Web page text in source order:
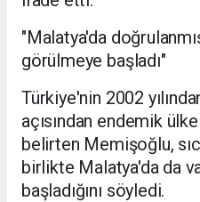
"Malatya'da
görülmeye başladı"
Türkiye'nin 2002
açısından endemik
belirten Memişoğlu,
birlikte Malatya'da da
başladığını söyledi.